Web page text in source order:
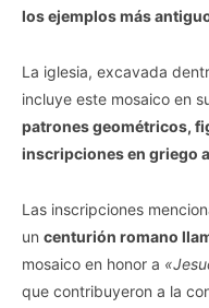
los ejemplos más
La iglesia, excavada
incluye este mosaico en
patrones geométricos,
inscripciones en griego
Las inscripciones
un centurión romano
mosaico en honor a
que contribuyeron a la